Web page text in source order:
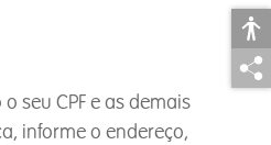
seu CPF e as demais
informe o endereço,